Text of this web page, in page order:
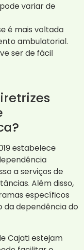
variar de
é mais voltada
ambulatorial.
ser de fácil
estabelece
a serviços de
Além disso,
específicos
dependência do
Cajati estejam